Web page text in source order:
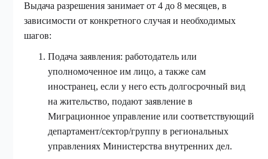
Выдача разрешения занимает от 4 до 8 месяцев, в
зависимости от конкретного случая и необходимых
шагов:
Подача заявления: работодатель или
уполномоченное им лицо, а также сам
иностранец, если у него есть долгосрочный вид
на жительство, подают заявление в
Миграционное управление или соответствующий
департамент/сектор/группу в региональных
управлениях Министерства внутренних дел.